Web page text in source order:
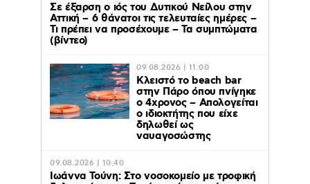
Σε έξαρση ο ιός του Δυτικού Νείλου στην
Αττική – 6 θάνατοι τις τελευταίες ημέρες –
Τι πρέπει να προσέχουμε – Τα συμπτώματα
(βίντεο)
09.08.2026 | 11:00
Κλειστό το beach bar
στην Πάρο όπου πνίγηκε
ο 4χρονος – Απολογείται
ο ιδιοκτήτης που είχε
δηλωθεί ως
ναυαγοσώστης
09.08.2026 | 10:40
Ιωάννα Τούνη: Στο νοσοκομείο με τροφική